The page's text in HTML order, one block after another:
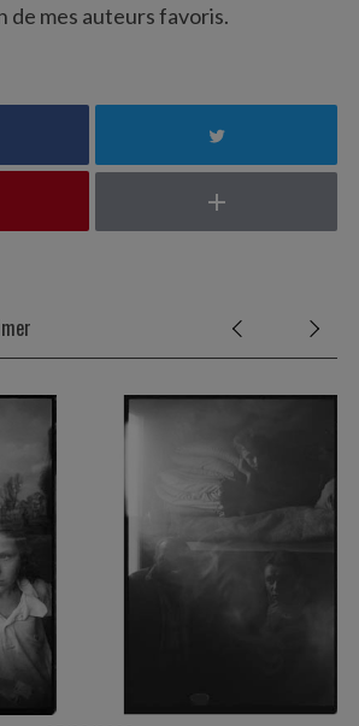
mes auteurs favoris.